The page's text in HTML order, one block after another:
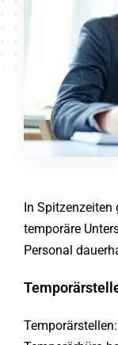
In
temporäre
Personal